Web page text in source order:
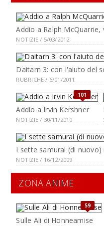
Addio a Ralph McQuarrie,
NOTIZIE / 5/03/2012
Daitarn 3: con l'aiuto del
RUBRICHE / 6/01/2011
101
Addio a Irvin Kershner
NOTIZIE / 30/11/2010
I sette samurai (di nuovo)
NOTIZIE / 16/12/2009
ZONA ANIME
59
Sulle Ali di Honneamise